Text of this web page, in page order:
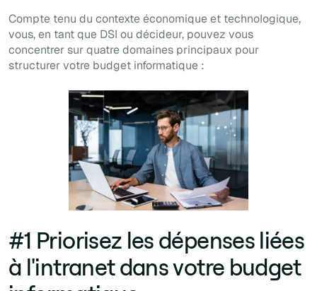
Compte tenu du contexte économique et technologique,
vous, en tant que DSI ou décideur, pouvez vous
concentrer sur quatre domaines principaux pour
structurer votre budget informatique :
#1 Priorisez les dépenses liées
à l'intranet dans votre budget